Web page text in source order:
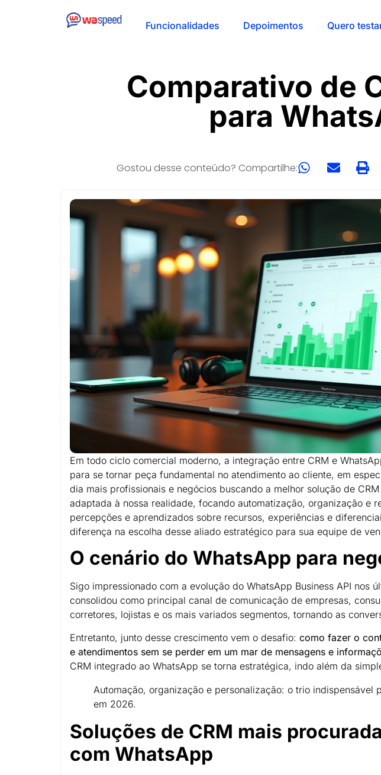
Funcionalidades Depoimentos Quero
Comparativo de
para
Gostou desse conteúdo? Compartilhe:
Em todo ciclo comercial moderno, a integração entre CRM e
para se tornar peça fundamental no atendimento ao cliente, em
dia mais profissionais e negócios buscando a melhor solução de
adaptada à nossa realidade, focando automatização, organização e
percepções e aprendizados sobre recursos, experiências e
diferença na escolha desse aliado estratégico para sua equipe de
O cenário do WhatsApp para
Sigo impressionado com a evolução do WhatsApp Business API nos
consolidou como principal canal de comunicação de empresas,
corretores, lojistas e os mais variados segmentos, tornando as
Entretanto, junto desse crescimento vem o desafio: como fazer o
e atendimentos sem se perder em um mar de mensagens e
CRM integrado ao WhatsApp se torna estratégica, indo além da
Automação, organização e personalização: o trio indispensável
em 2026.
Soluções de CRM mais
com WhatsApp